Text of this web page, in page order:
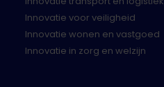
Innovatie voor veiligheid
Innovatie wonen en vastgoed
Innovatie in zorg en welzijn